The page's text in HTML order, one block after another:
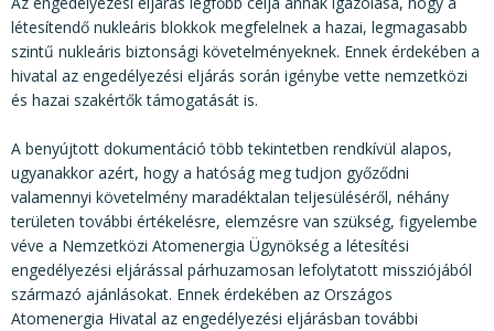
létesítendő nukleáris blokkok megfelelnek a hazai, legmagasabb
szintű nukleáris biztonsági követelményeknek. Ennek érdekében a
hivatal az engedélyezési eljárás során igénybe vette nemzetközi
és hazai szakértők támogatását is.
A benyújtott dokumentáció több tekintetben rendkívül alapos,
ugyanakkor azért, hogy a hatóság meg tudjon győződni
valamennyi követelmény maradéktalan teljesüléséről, néhány
területen további értékelésre, elemzésre van szükség, figyelembe
véve a Nemzetközi Atomenergia Ügynökség a létesítési
engedélyezési eljárással párhuzamosan lefolytatott missziójából
származó ajánlásokat. Ennek érdekében az Országos
Atomenergia Hivatal az engedélyezési eljárásban további